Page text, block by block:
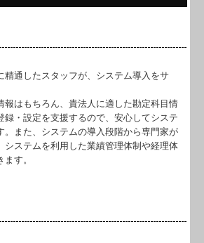
精通したスタッフが、システム導入をサ
報はもちろん、貴法人に適した勘定科目情
録・設定を支援するので、安心してシステ
。また、システムの導入段階から専門家が
システムを利用した業績管理体制や経理体
す。